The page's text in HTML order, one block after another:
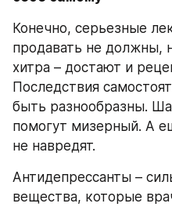
Конечно, серьезные
продавать не должны,
хитра – достают и
Последствия
быть разнообразны.
помогут мизерный. А
не навредят.
Антидепрессанты –
вещества, которые